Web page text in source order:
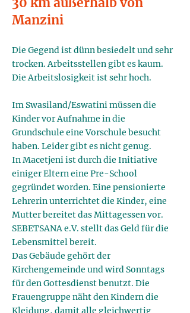
Manzini
Die Gegend ist dünn besiedelt und sehr
trocken. Arbeitsstellen gibt es kaum.
Die Arbeitslosigkeit ist sehr hoch.
Im Swasiland/Eswatini müssen die
Kinder vor Aufnahme in die
Grundschule eine Vorschule besucht
haben. Leider gibt es nicht genug.
In Macetjeni ist durch die Initiative
einiger Eltern eine Pre-School
gegründet worden. Eine pensionierte
Lehrerin unterrichtet die Kinder, eine
Mutter bereitet das Mittagessen vor.
SEBETSANA e.V. stellt das Geld für die
Lebensmittel bereit.
Das Gebäude gehört der
Kirchengemeinde und wird Sonntags
für den Gottesdienst benutzt. Die
Frauengruppe näht den Kindern die
Kleidung, damit alle gleichwertig